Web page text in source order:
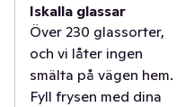
Iskalla glassar
Över 230 glassorter,
och vi låter ingen
smälta på vägen hem.
Fyll frysen med dina